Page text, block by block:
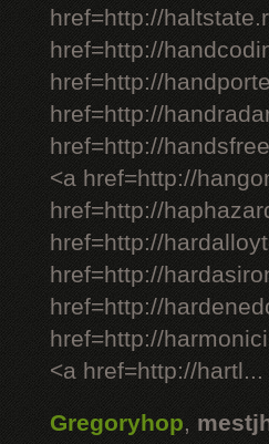
href=http://
href=http://
href=http://
href=http://
href=http://
<a href=http://
href=http://
href=http://
href=http://
href=http://
href=http://
<a href=http://hartl...
Gregoryhop,